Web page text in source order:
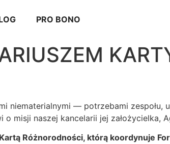
PRO BONO
niematerialnymi — potrzebami zespołu,
misji naszej kancelarii jej założycielka,
Różnorodności, którą koordynuje